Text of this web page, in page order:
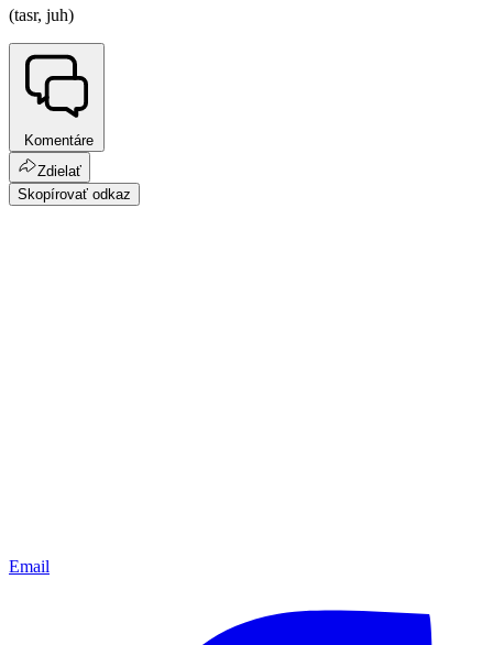
(tasr, juh)
Komentáre
Zdielať
Skopírovať odkaz
Email